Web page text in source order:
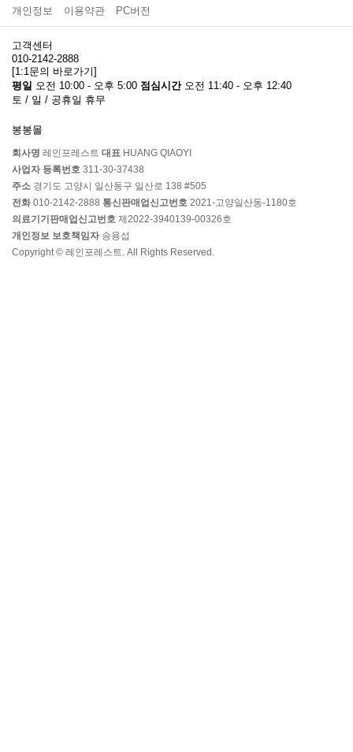
개인정보 이용약관 PC버전
고객센터
010-2142-2888
[1:1문의 바로가기]
평일 오전 10:00 - 오후 5:00 점심시간오전 11:40 - 오후 12:40
토 / 일 / 공휴일 휴무
봉봉몰
회사명 레인포레스트 대표 HUANG QIAOYI
사업자 등록번호 311-30-37438
주소 경기도 고양시 일산동구 일산로 138 #505
전화 010-2142-2888 통신판매업신고번호 2021-고양일산동-1180호
의료기기판매업신고번호 제2022-3940139-00326호
개인정보 보호책임자 송용섭
Copyright © 레인포레스트. All Rights Reserved.